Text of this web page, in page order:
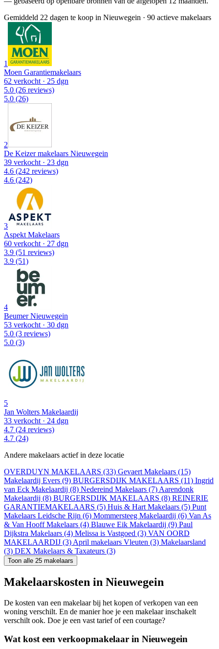
Gemiddeld 22 dagen te koop in Nieuwegein · 90 actieve makelaars
1
Moen Garantiemakelaars
62 verkocht · 25 dgn
5.0 (26 reviews)
5.0 (26)
2
De Keizer makelaars Nieuwegein
39 verkocht · 23 dgn
4.6 (242 reviews)
4.6 (242)
3
Aspekt Makelaars
60 verkocht · 27 dgn
3.9 (51 reviews)
3.9 (51)
4
Beumer Nieuwegein
53 verkocht · 30 dgn
5.0 (3 reviews)
5.0 (3)
5
Jan Wolters Makelaardij
33 verkocht · 24 dgn
4.7 (24 reviews)
4.7 (24)
Andere makelaars actief in deze locatie
OVERDUYN MAKELAARS (33) Gevaert Makelaars (15)
Makelaardij Evers (9) BURGERSDIJK MAKELAARS (11) Ingrid
van Eck Makelaardij (8) Nedereind Makelaars (7) Aarendonk
Makelaardij (8) BURGERSDIJK MAKELAARS (8) REINERIE
GARANTIEMAKELAARS (5) Huis & Hart Makelaars (5) Punt
Makelaars Leidsche Rijn (6) Mommersteeg Makelaardij (6) Van As
& Van Hooff Makelaars (4) Blauwe Eik Makelaardij (9) Paul
Dijkstra Makelaars (4) Melissa is Vastgoed (3) VAN OORD
MAKELAARDIJ (3) April makelaars Vleuten (3) Makelaarsland
(3) DEX Makelaars & Taxateurs (3)
Toon alle 25 makelaars
Makelaarskosten in Nieuwegein
De kosten van een makelaar bij het kopen of verkopen van een
woning verschilt. En de manier hoe je een makelaar inschakelt
verschilt ook. Doe je een vast tarief of een courtage?
Wat kost een verkoopmakelaar in Nieuwegein